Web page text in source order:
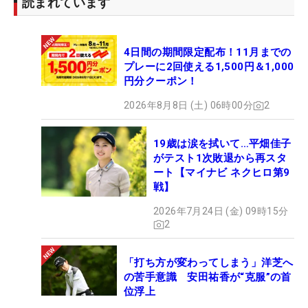
だが最終の18番パー4で痛恨のボギー。2アンダー
「70」の3位タイでフィニッシュ。勝利を挙げるこ
とはできなかった。「連続バーディを獲れたので、
最後も獲るしかないって意気込んだんですけど、セ
ギリギリのクラブをもって、飛ばしに行こうとした
結果なので、今回は仕方ないかなって思っていま
す」と振り返った。
「一昨年は上位争いとかできてたけど去年は全然で
きなくてずっと悔しかった。でも今回は朝一から連
続バーディが取れていいスタートができたこと、全
体で6バーディを獲れたことが嬉しい。4ボギーはも
ったいないですが（笑）でも最近、獲れても3バー
ディまで。なので久々にゴルフが楽しかったし、久
しぶりにカメラがついて来てきれて嬉しかった。何
4日間の期間限定配布！11月までの
プレーに2回使える1,500円＆1,000
円分クーポン！
2026年8月8日 (土) 06時00分 2
19歳は涙を拭いて…平畑佳子
がテスト1次敗退から再スタ
ート【マイナビ ネクヒロ第9
戦】
2026年7月24日 (金) 09時15分
2
「打ち方が変わってしまう」洋芝へ
の苦手意識 安田祐香が“克服”の首
位浮上